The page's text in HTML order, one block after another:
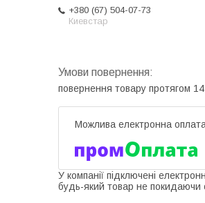
+380 (67) 504-07-73
Киевстар
повернення товару протягом 14
У компанії підключені
будь-який товар не покидаючи